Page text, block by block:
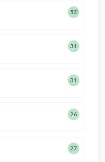
52
31
31
26
27